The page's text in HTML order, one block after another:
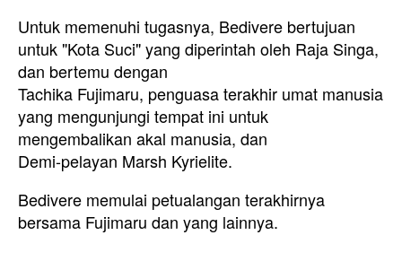
Untuk memenuhi tugasnya, Bedivere bertujuan
untuk "Kota Suci" yang diperintah oleh Raja Singa,
dan bertemu dengan
Tachika Fujimaru, penguasa terakhir umat manusia
yang mengunjungi tempat ini untuk
mengembalikan akal manusia, dan
Demi-pelayan Marsh Kyrielite.
Bedivere memulai petualangan terakhirnya
bersama Fujimaru dan yang lainnya.